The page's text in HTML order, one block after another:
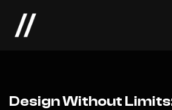
Design Without